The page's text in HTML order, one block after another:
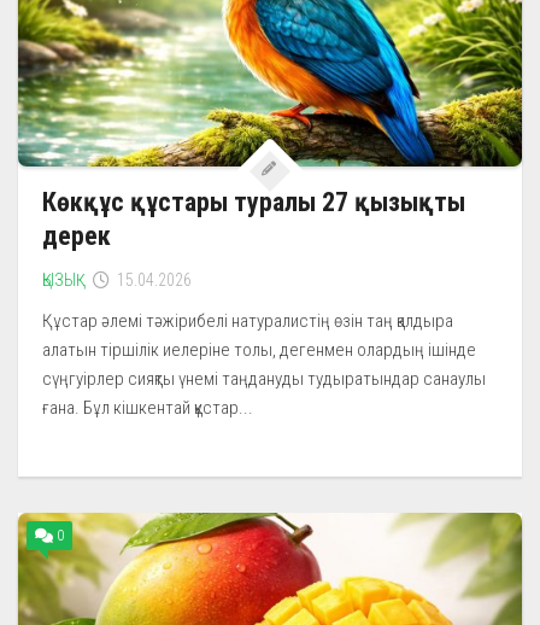
Көкқұс құстары туралы 27 қызықты
дерек
ҚЫЗЫҚ 15.04.2026
Құстар әлемі тәжірибелі натуралистің өзін таң қалдыра
алатын тіршілік иелеріне толы, дегенмен олардың ішінде
сүңгуірлер сияқты үнемі таңдануды тудыратындар санаулы
ғана. Бұл кішкентай құстар...
0